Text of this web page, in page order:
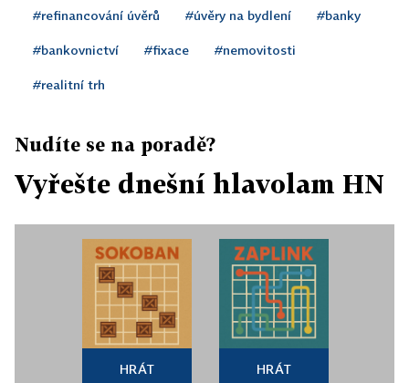
#refinancování úvěrů #úvěry na bydlení #banky
#bankovnictví #fixace #nemovitosti
#realitní trh
Nudíte se na poradě?
Vyřešte dnešní hlavolam HN
HRÁT HRÁT